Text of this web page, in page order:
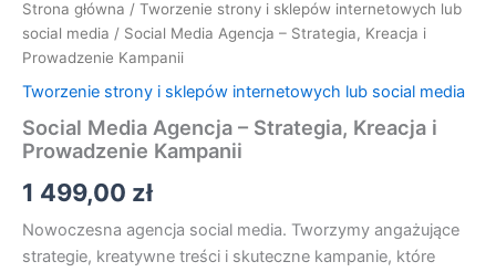
Strona główna / Tworzenie strony i sklepów internetowych lub
social media / Social Media Agencja – Strategia, Kreacja i
Prowadzenie Kampanii
Tworzenie strony i sklepów internetowych lub social media
Social Media Agencja – Strategia, Kreacja i
Prowadzenie Kampanii
1 499,00 zł
Nowoczesna agencja social media. Tworzymy angażujące
strategie, kreatywne treści i skuteczne kampanie, które